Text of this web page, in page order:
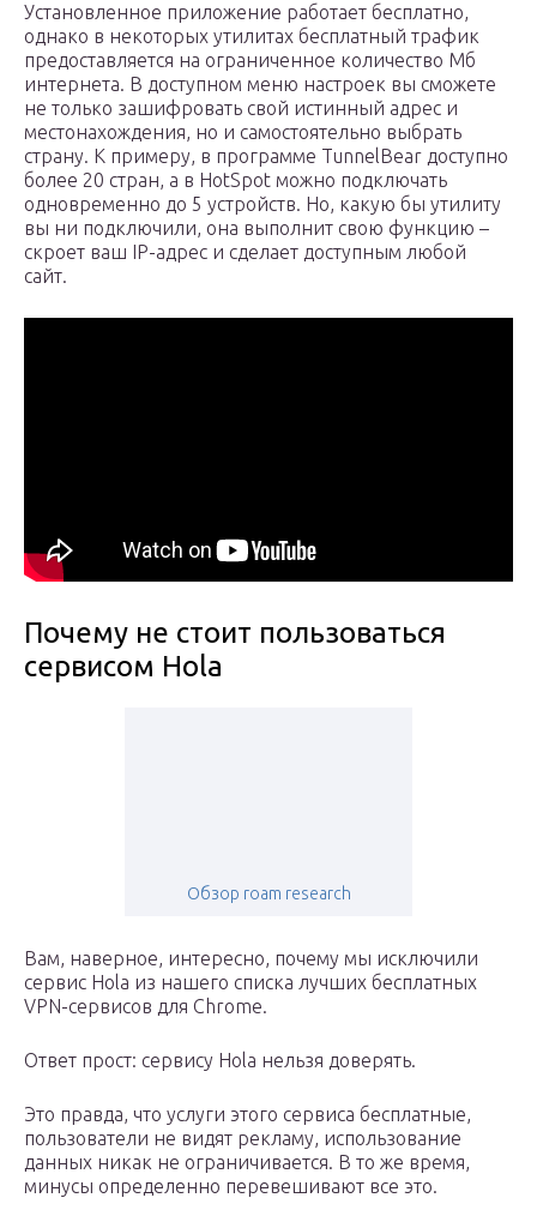
Установленное приложение работает бесплатно,
однако в некоторых утилитах бесплатный трафик
предоставляется на ограниченное количество Мб
интернета. В доступном меню настроек вы сможете
не только зашифровать свой истинный адрес и
местонахождения, но и самостоятельно выбрать
страну. К примеру, в программе TunnelBear доступно
более 20 стран, а в HotSpot можно подключать
одновременно до 5 устройств. Но, какую бы утилиту
вы ни подключили, она выполнит свою функцию –
скроет ваш IP-адрес и сделает доступным любой
сайт.
Почему не стоит пользоваться
сервисом Hola
Обзор roam research
Вам, наверное, интересно, почему мы исключили
сервис Hola из нашего списка лучших бесплатных
VPN-сервисов для Chrome.
Ответ прост: сервису Hola нельзя доверять.
Это правда, что услуги этого сервиса бесплатные,
пользователи не видят рекламу, использование
данных никак не ограничивается. В то же время,
минусы определенно перевешивают все это.